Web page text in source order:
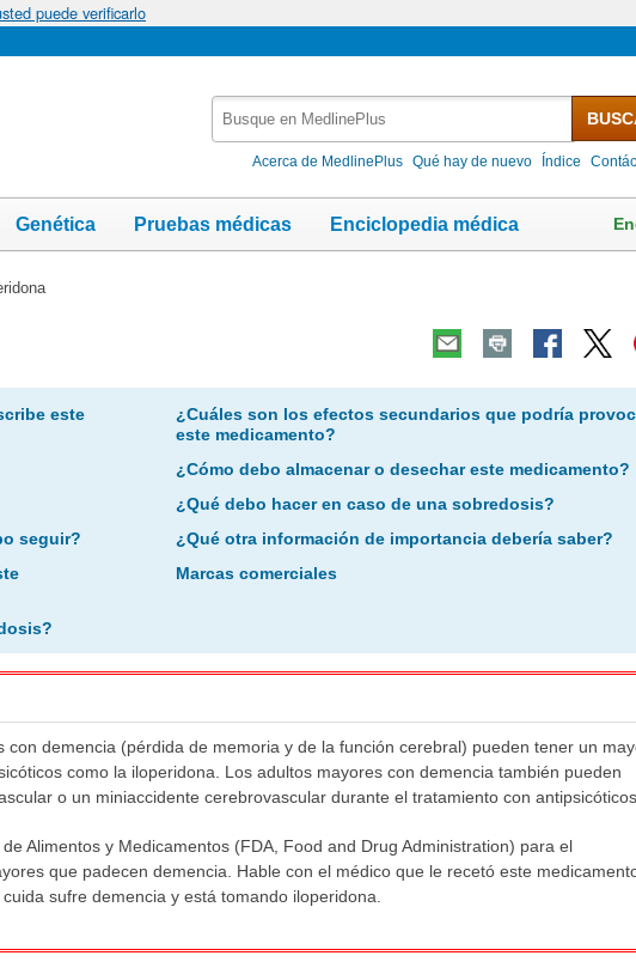
puede verificarlo
MedlinePlus
Acerca de MedlinePlus Qué hay de nuevo Índice
Genética Pruebas médicas Enciclopedia médica
este
seguir?
¿Cuáles son los efectos secundarios que podría
este medicamento?
¿Cómo debo almacenar o desechar este medicamento?
¿Qué debo hacer en caso de una sobredosis?
¿Qué otra información de importancia debería saber?
Marcas comerciales
demencia (pérdida de memoria y de la función cerebral) pueden tener un
como la iloperidona. Los adultos mayores con demencia también pueden
o un miniaccidente cerebrovascular durante el tratamiento con
Alimentos y Medicamentos (FDA, Food and Drug Administration) para el
que padecen demencia. Hable con el médico que le recetó este
sufre demencia y está tomando iloperidona.